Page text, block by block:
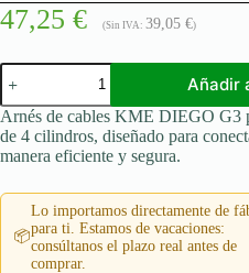
47,25 € (Sin IVA: 39,05 €)
KME
DIEGO
G3
-
arnés
de
de
cilindros
cantidad
Añadir
Arnés de cables KME DIEGO G3
de 4 cilindros, diseñado para
manera eficiente y segura.
📦
Lo importamos directamente de
para ti. Estamos de vacaciones:
consúltanos el plazo real antes de
comprar.